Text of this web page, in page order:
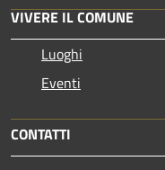
VIVERE IL COMUNE
Luoghi
Eventi
CONTATTI